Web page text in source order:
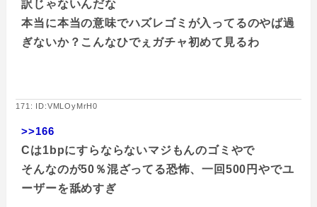
訳じゃないんだな
本当に本当の意味でハズレゴミが入ってるのやば過
ぎないか？こんなひでぇガチャ初めて見るわ
171: ID:VMLOyMrH0
>>166
Cは1bpにすらならないマジもんのゴミやで
そんなのが50％混ざってる恐怖、一回500円やでユ
ーザーを舐めすぎ